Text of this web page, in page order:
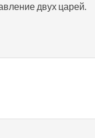
двух царей.